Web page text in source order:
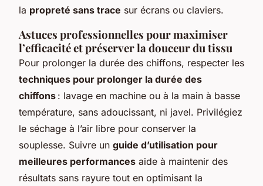
la propreté sans trace sur écrans ou claviers.
Astuces professionnelles pour maximiser
l’efficacité et préserver la douceur du tissu
Pour prolonger la durée des chiffons, respecter les
techniques pour prolonger la durée des
chiffons : lavage en machine ou à la main à basse
température, sans adoucissant, ni javel. Privilégiez
le séchage à l’air libre pour conserver la
souplesse. Suivre un guide d’utilisation pour
meilleures performances aide à maintenir des
résultats sans rayure tout en optimisant la